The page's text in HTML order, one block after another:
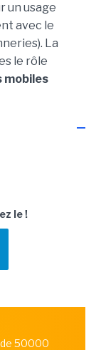
un usage
avec le
La
le rôle
mobiles
le !
50000